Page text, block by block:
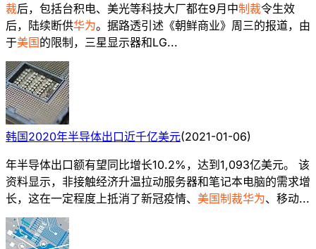
裁后，包括台积电、美光等科技大厂都在9月中制裁令生效
后，陆续断供华为。据路透引述《朝鲜商业》周三的报道，由
于美国的限制，三星显示器和LG...
韩国2020年半导体出口近千亿美元(2021-01-06)
年半导体出口额有望同比增长10.2%，达到1,093亿美元。 该
资料显示，非接触经济升温拉动服务器和笔记本电脑的需求增
长，这在一定程度上抵消了新冠疫情、 美国制裁华为、移动...